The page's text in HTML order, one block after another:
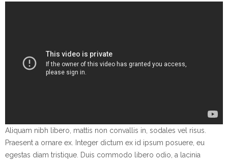
Aliquam nibh libero, mattis non convallis in, sodales vel risus.
Praesent a ornare ex. Integer dictum ex id ipsum posuere, eu
egestas diam tristique. Duis commodo libero odio, a lacinia